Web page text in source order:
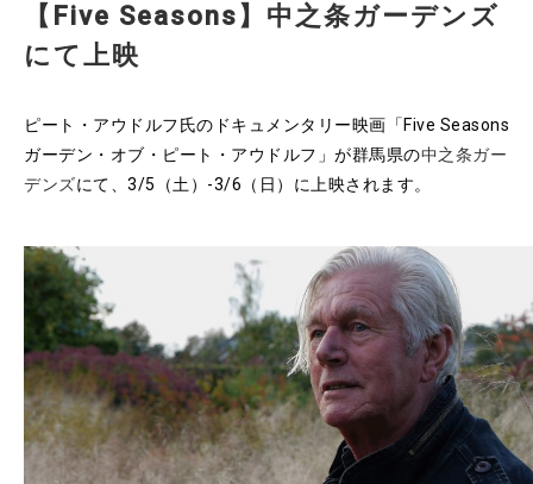
【Five Seasons】中之条ガーデンズ
にて上映
ピート・アウドルフ氏のドキュメンタリー映画「Five Seasons
ガーデン・オブ・ピート・アウドルフ」が群馬県の中之条ガー
デンズにて、3/5（土）-3/6（日）に上映されます。